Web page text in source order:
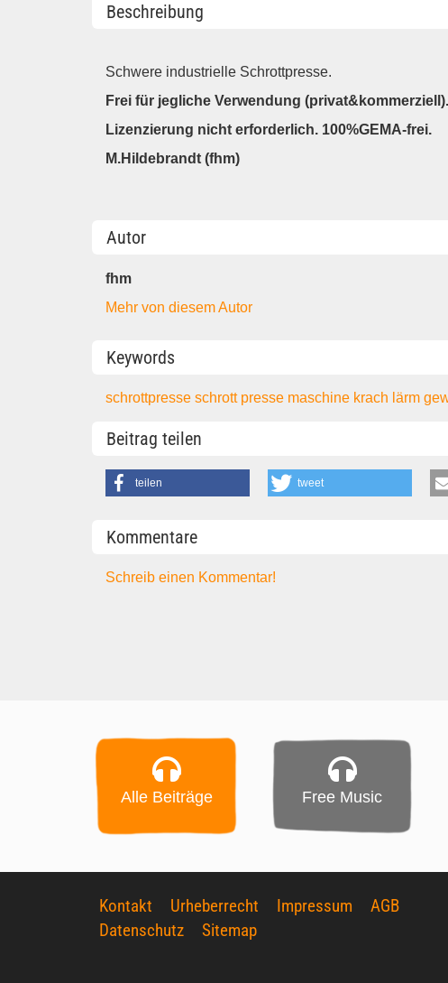
Beschreibung
Schwere industrielle Schrottpresse.
Frei für jegliche Verwendung (privat&kommerziell).
Lizenzierung nicht erforderlich. 100%GEMA-frei.
M.Hildebrandt (fhm)
Autor
fhm
Mehr von diesem Autor
Keywords
schrottpresseschrott presse maschine krach lärm
Beitrag teilen
teilen tweet
Kommentare
Schreib einen Kommentar!
Alle Beiträge Free Music
Kontakt Urheberrecht Impressum
AGB
Datenschutz
Sitemap